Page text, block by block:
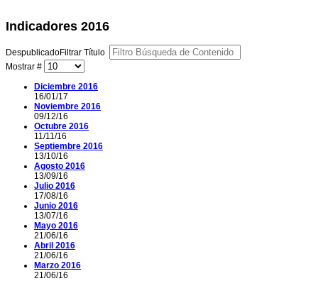
Indicadores 2016
DespublicadoFiltrar Título
Mostrar #
Diciembre 2016
16/01/17
Noviembre 2016
09/12/16
Octubre 2016
11/11/16
Septiembre 2016
13/10/16
Agosto 2016
13/09/16
Julio 2016
17/08/16
Junio 2016
13/07/16
Mayo 2016
21/06/16
Abril 2016
21/06/16
Marzo 2016
21/06/16